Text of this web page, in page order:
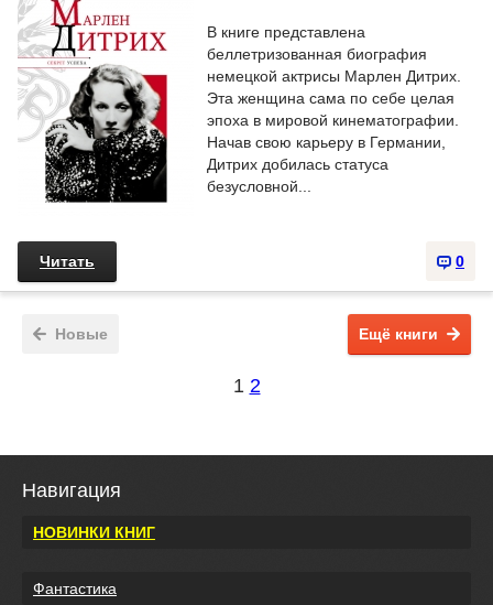
В книге представлена
беллетризованная биография
немецкой актрисы Марлен Дитрих.
Эта женщина сама по себе целая
эпоха в мировой кинематографии.
Начав свою карьеру в Германии,
Дитрих добилась статуса
безусловной...
0
Читать
Новые Ещё книги
1 2
Навигация
НОВИНКИ КНИГ
Фантастика